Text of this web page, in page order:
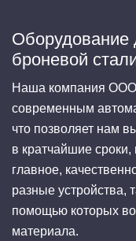
Оборудование
броневой
Наша компания
современным
что позволяет нам
в кратчайшие
главное,
разные устройства,
помощью которых
материала.